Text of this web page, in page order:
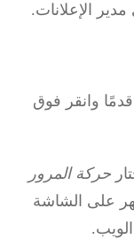
الإعلانات.
وانقر فوق
حركة المرور
على الشاشة